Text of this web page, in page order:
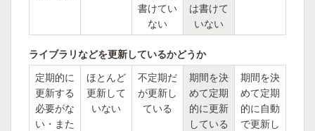
書けてい
ない
は書けて
いない
ライブラリなどを更新しているかどうか
定期的に
更新する
必要がな
い・また
ほとんど
更新して
いない
不定期だ
が更新し
ている
期間を決
めて定期
的に更新
している
期間を決
めて定期
的に自動
で更新し